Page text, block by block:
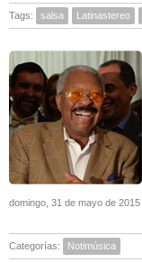
Tags: salsa Latinastereo
domingo, 31 de mayo de 2015
Categorías: Notimúsica